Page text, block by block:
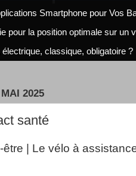
Smartphone pour Vos
pour la position optimale sur un
classique, obligatoire ?
2025
santé
être | Le vélo à